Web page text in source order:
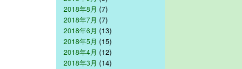
2018年8月 (7)
2018年7月 (7)
2018年6月 (13)
2018年5月 (15)
2018年4月 (12)
2018年3月 (14)